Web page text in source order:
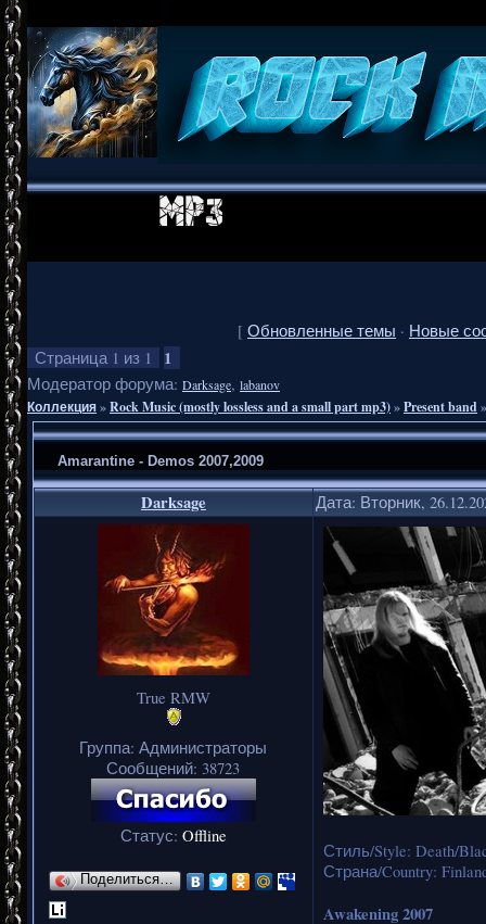
[ Обновленные темы · Новые
Страница 1 из 1 1
Модератор форума: Darksage, labanov
Коллекция»Rock Music (mostly lossless and a small part mp3)»Present band»
Amarantine - Demos 2007,2009
Darksage Дата: Вторник,
True RMW
Группа: Администраторы
Сообщений: 38723
Статус: Offline
Поделиться…
Стиль/Style: Death/
Страна/Country:
Awakening 2007